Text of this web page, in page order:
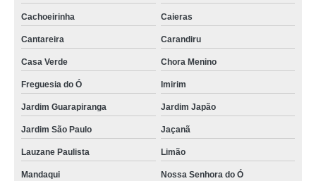
Cachoeirinha Caieras
Cantareira Carandiru
Casa Verde Chora Menino
Freguesia do Ó Imirim
Jardim Guarapiranga Jardim Japão
Jardim São Paulo Jaçanã
Lauzane Paulista Limão
Mandaqui Nossa Senhora do Ó